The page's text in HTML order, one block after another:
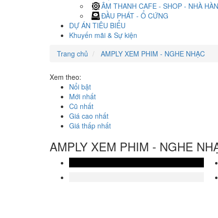
ÂM THANH CAFE - SHOP - NHÀ
ĐẦU PHÁT - Ổ CỨNG
DỰ ÁN TIÊU BIỂU
Khuyến mãi & Sự kiện
Trang chủ
AMPLY XEM PHIM - NGHE NHẠC
Xem theo:
Nổi bật
Mới nhất
Cũ nhất
Giá cao nhất
Giá thấp nhất
AMPLY XEM PHIM - NGHE